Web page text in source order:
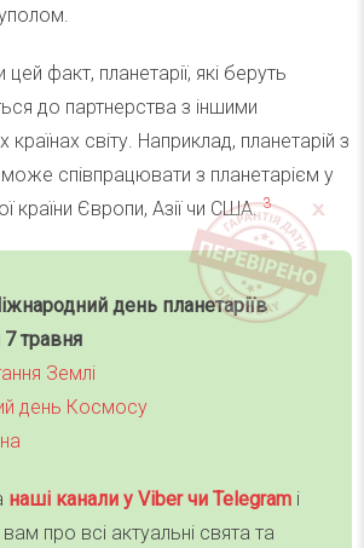
факт, планетарії, які беруть
до партнерства з іншими
світу. Наприклад, планетарій з
може співпрацювати з планетарієм у
країни Європи, Азії чи США.3
день планетаріїв
7 травня
Землі
день Космосу
наші канали у Viber чи Telegram і
про всі актуальні свята та